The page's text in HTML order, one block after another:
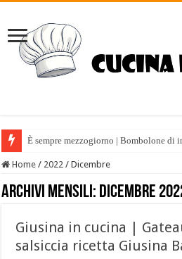
È sempre mezzogiorno | Bombolone di
Home / 2022 / Dicembre
Archivi mensili: Dicembre
Giusina in cucina |
salsiccia ricetta Giusina